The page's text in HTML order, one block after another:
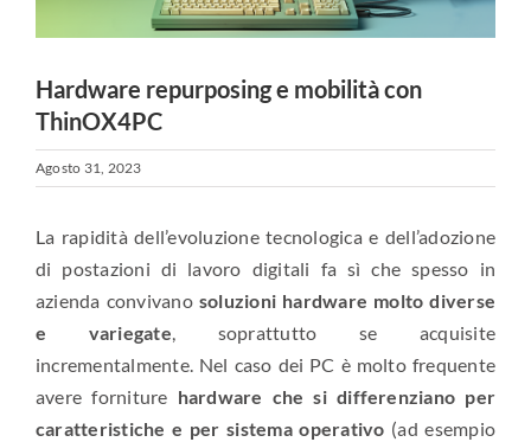
Hardware repurposing e mobilità con
ThinOX4PC
Agosto 31, 2023
La rapidità dell’evoluzione tecnologica e dell’adozione
di postazioni di lavoro digitali fa sì che spesso in
azienda convivano soluzioni hardware molto diverse
e variegate, soprattutto se acquisite
incrementalmente. Nel caso dei PC è molto frequente
avere forniture hardware che si differenziano per
caratteristiche e per sistema operativo (ad esempio